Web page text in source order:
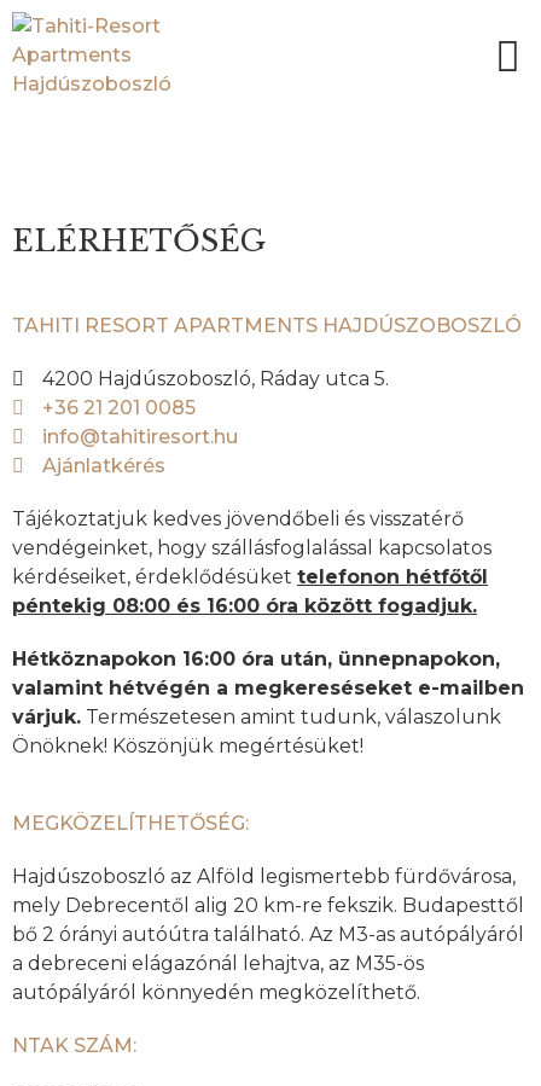
ELÉRHETŐSÉG
TAHITI RESORT APARTMENTS HAJDÚSZOBOSZLÓ
4200 Hajdúszoboszló, Ráday utca 5.
+36 21 201 0085
info@tahitiresort.hu
Ajánlatkérés
Tájékoztatjuk kedves jövendőbeli és visszatérő
vendégeinket, hogy szállásfoglalással kapcsolatos
kérdéseiket, érdeklődésüket telefonon hétfőtől
péntekig 08:00 és 16:00 óra között fogadjuk.
Hétköznapokon 16:00 óra után, ünnepnapokon,
valamint hétvégén a megkereséseket e-mailben
várjuk. Természetesen amint tudunk, válaszolunk
Önöknek! Köszönjük megértésüket!
MEGKÖZELÍTHETŐSÉG:
Hajdúszoboszló az Alföld legismertebb fürdővárosa,
mely Debrecentől alig 20 km-re fekszik. Budapesttől
bő 2 órányi autóútra található. Az M3-as autópályáról
a debreceni elágazónál lehajtva, az M35-ös
autópályáról könnyedén megközelíthető.
NTAK SZÁM: